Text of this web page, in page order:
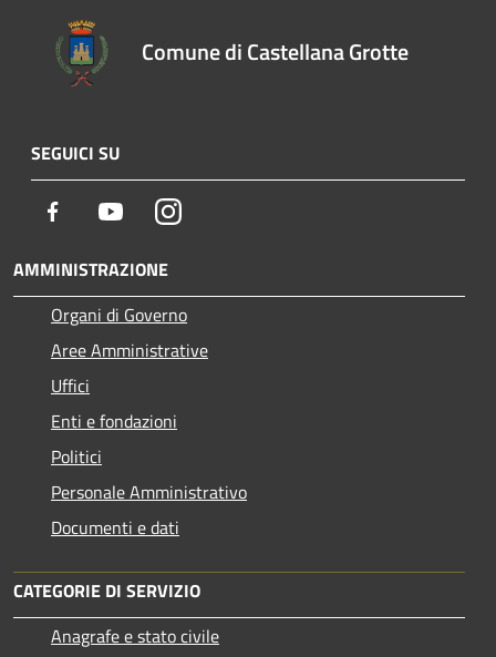
Comune di Castellana Grotte
SEGUICI SU
Facebook YoutubeInstagram
AMMINISTRAZIONE
Organi di Governo
Aree Amministrative
Uffici
Enti e fondazioni
Politici
Personale Amministrativo
Documenti e dati
CATEGORIE DI SERVIZIO
Anagrafe e stato civile